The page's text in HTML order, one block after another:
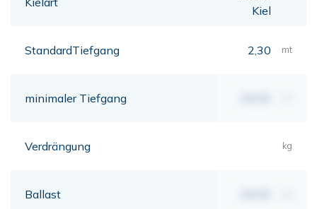
Kiel
StandardTiefgang 2,30 mt
minimaler Tiefgang
Verdrängung kg
Ballast